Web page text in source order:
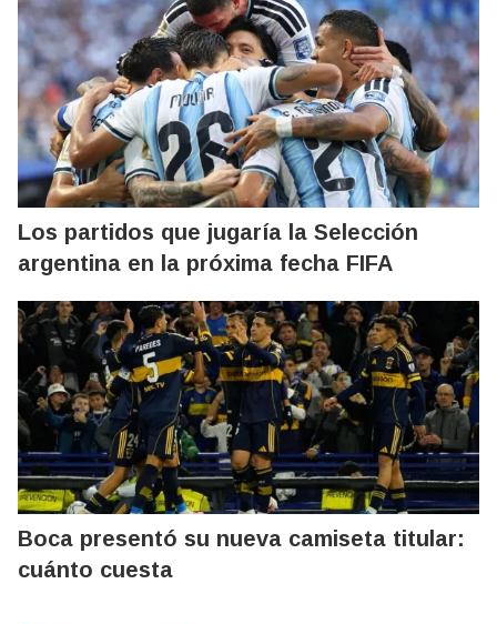
Los partidos que jugaría la Selección
argentina en la próxima fecha FIFA
Boca presentó su nueva camiseta titular:
cuánto cuesta